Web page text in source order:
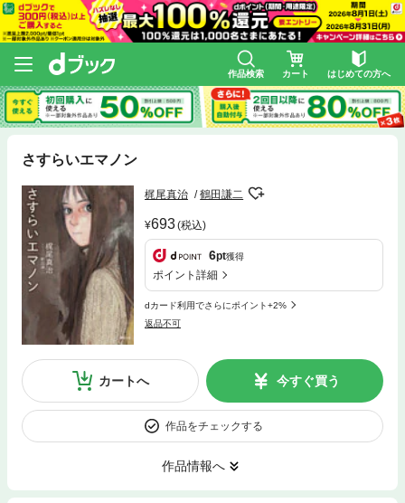
作品検索 カート はじめての方へ
さすらいエマノン
梶尾真治 鶴田謙二
693(税込)
6pt獲得
ポイント詳細
dカード利用でさらにポイント+2%
返品不可
カートへ 今すぐ買う
作品をチェックする
作品情報へ